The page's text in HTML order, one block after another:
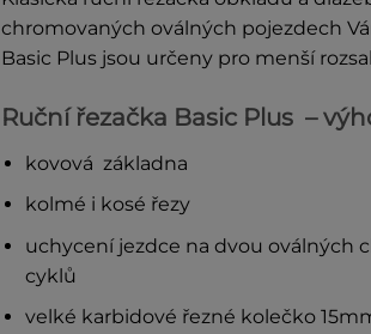
chromovaných oválných pojezdech
Basic Plus jsou určeny pro menší
Ruční řezačka Basic Plus –
kovová základna
kolmé i kosé řezy
uchycení jezdce na dvou oválných
cyklů
velké karbidové řezné kolečko